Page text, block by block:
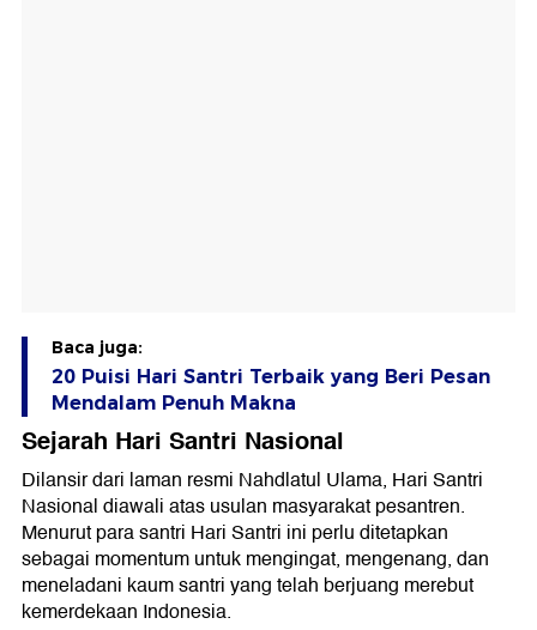
Baca juga:
20 Puisi Hari Santri Terbaik yang Beri Pesan
Mendalam Penuh Makna
Sejarah Hari Santri Nasional
Dilansir dari laman resmi Nahdlatul Ulama, Hari Santri
Nasional diawali atas usulan masyarakat pesantren.
Menurut para santri Hari Santri ini perlu ditetapkan
sebagai momentum untuk mengingat, mengenang, dan
meneladani kaum santri yang telah berjuang merebut
kemerdekaan Indonesia.